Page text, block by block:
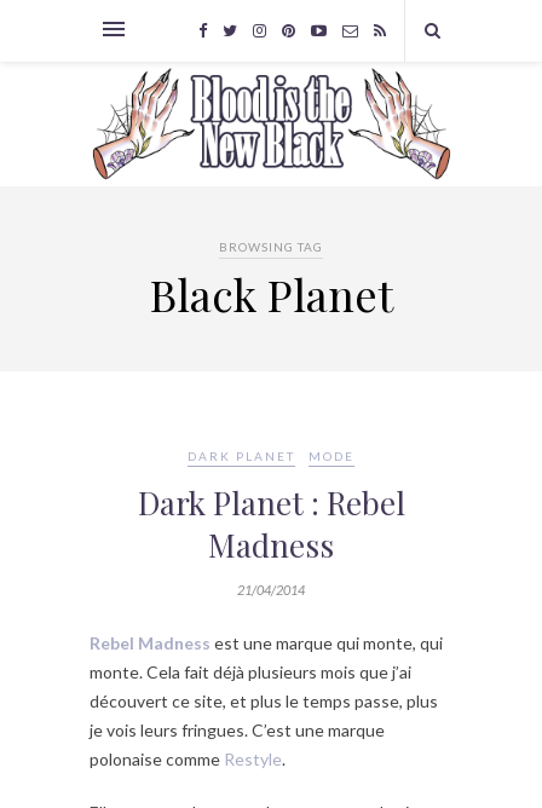
BROWSING TAG
Black Planet
DARK PLANET MODE
Dark Planet : Rebel
Madness
21/04/2014
Rebel Madness est une marque qui monte, qui
monte. Cela fait déjà plusieurs mois que j’ai
découvert ce site, et plus le temps passe, plus
je vois leurs fringues. C’est une marque
polonaise comme Restyle.